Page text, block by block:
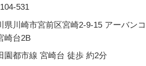
531
県川崎市宮前区宮崎2-9-15 アーバンコ
崎台2B
園都市線 宮崎台 徒歩 約2分